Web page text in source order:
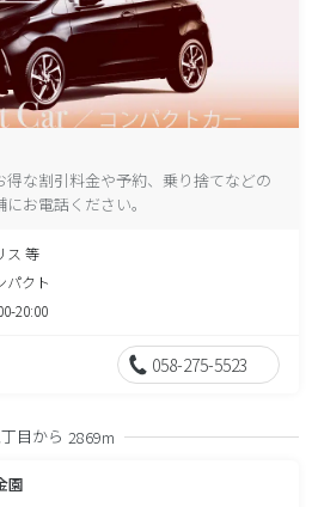
得な割引料金や予約、乗り捨てなどの
お電話ください。
ス 等
パクト
20:00
058-275-5523
目から 2869m
園